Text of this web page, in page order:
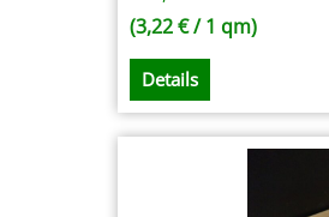
(3,22€/ 1 qm)
Details